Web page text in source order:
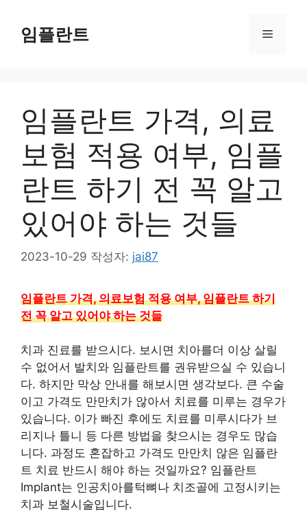
임플란트 메
임플란트 가격, 의료
보험 적용 여부, 임플
란트 하기 전 꼭 알고
있어야 하는 것들
2023-10-29 작성자: jai87
임플란트 가격, 의료보험 적용 여부, 임플란트 하기
전 꼭 알고 있어야 하는 것들
치과 진료를 받으시다. 보시면 치아를더 이상 살릴
수 없어서 발치와 임플란트를 권유받으실 수 있습니
다. 하지만 막상 안내를 해보시면 생각보다. 큰 수술
이고 가격도 만만치가 않아서 치료를 미루는 경우가
있습니다. 이가 빠진 후에도 치료를 미루시다가 브
리지나 틀니 등 다른 방법을 찾으시는 경우도 많습
니다. 과정도 혼잡하고 가격도 만만치 않은 임플란
트 치료 반드시 해야 하는 것일까요? 임플란트
Implant는 인공치아를턱뼈나 치조골에 고정시키는
치과 보철시술입니다.